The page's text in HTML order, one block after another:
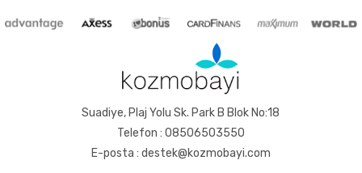
Suadiye, Plaj Yolu Sk. Park B Blok No:18
Telefon : 08506503550
E-posta : destek@kozmobayi.com